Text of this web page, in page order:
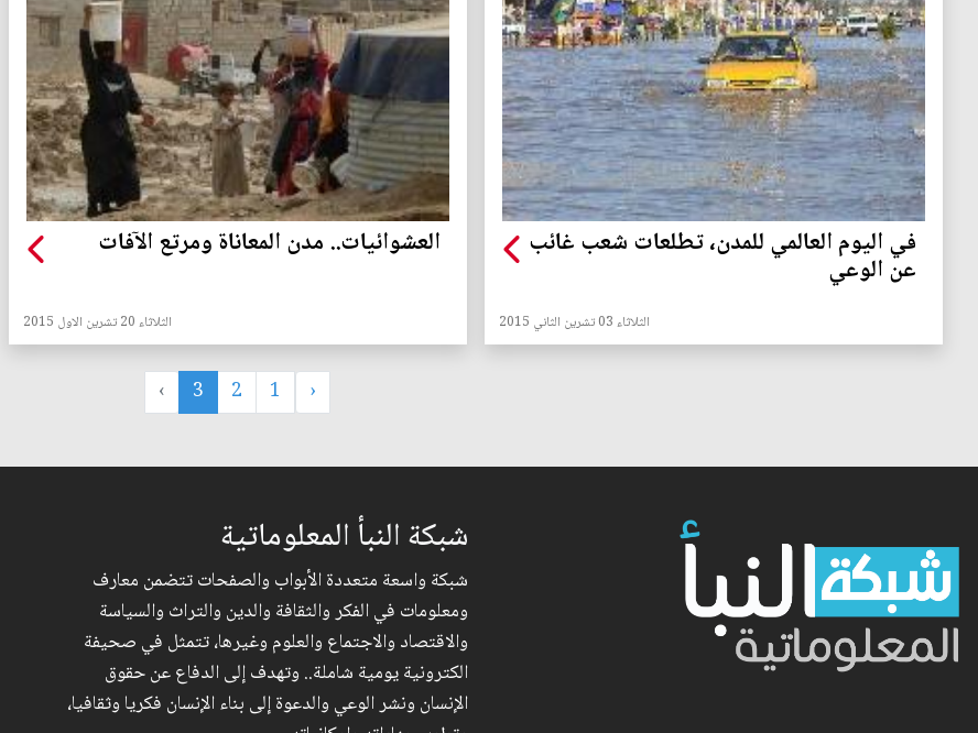
في اليوم العالمي للمدن، تطلعات شعب غائب
عن الوعي
الثلاثاء 03 تشرين الثاني 2015
العشوائيات.. مدن المعاناة ومرتع الآفات
الثلاثاء 20 تشرين الاول 2015
‹
1
2
3
›
شبكة النبأ المعلوماتية
شبكة واسعة متعددة الأبواب والصفحات تتضمن معارف
ومعلومات في الفكر والثقافة والدين والتراث والسياسة
والاقتصاد والاجتماع والعلوم وغيرها، تتمثل في صحيفة
الكترونية يومية شاملة.. وتهدف إلى الدفاع عن حقوق
الإنسان ونشر الوعي والدعوة إلى بناء الإنسان فكريا وثقافيا،